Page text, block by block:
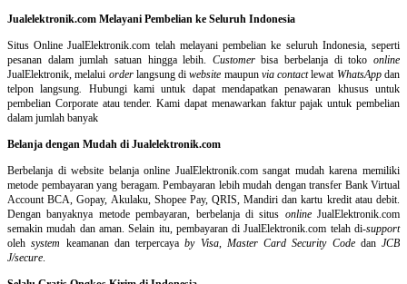
Jualelektronik.com Melayani Pembelian ke Seluruh Indonesia
Situs Online JualElektronik.com telah melayani pembelian ke seluruh Indonesia, seperti
pesanan dalam jumlah satuan hingga lebih. Customerbisa berbelanja di tokoonline
JualElektronik, melalui orderlangsung diwebsite maupun via contactlewat WhatsAppdan
telpon langsung. Hubungi kami untuk dapat mendapatkan penawaran khusus untuk
pembelian Corporate atau tender. Kami dapat menawarkan faktur pajak untuk pembelian
dalam jumlah banyak
Belanja dengan Mudah di Jualelektronik.com
Berbelanja diwebsite belanja online JualElektronik.com sangat mudah karena memiliki
metode pembayaran yang beragam. Pembayaran lebih mudah dengan transfer Bank Virtual
Account BCA, Gopay, Akulaku, Shopee Pay, QRIS, Mandiri dan kartu kredit atau debit.
Dengan banyaknya metode pembayaran, berbelanja di situs onlineJualElektronik.com
semakin mudah dan aman. Selain itu, pembayaran di JualElektronik.com telah di-support
olehsystem keamanan dan terpercayaby Visa, Master Card Security Codedan JCB
J/secure.